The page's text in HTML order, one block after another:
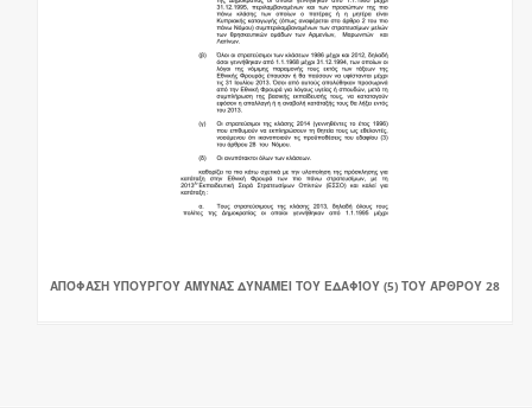
ΑΠΌΦΑΣΗ ΥΠΟΥΡΓΟΎ ΆΜΥΝΑΣ ΔΥΝΆΜΕΙ ΤΟΥ ΕΔΑΦΊΟΥ (5) ΤΟΥ ΆΡΘΡΟΥ 28